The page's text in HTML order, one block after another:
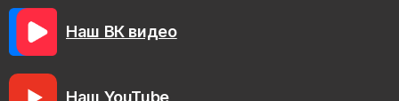
Наш ВК видео
Наш YouTube